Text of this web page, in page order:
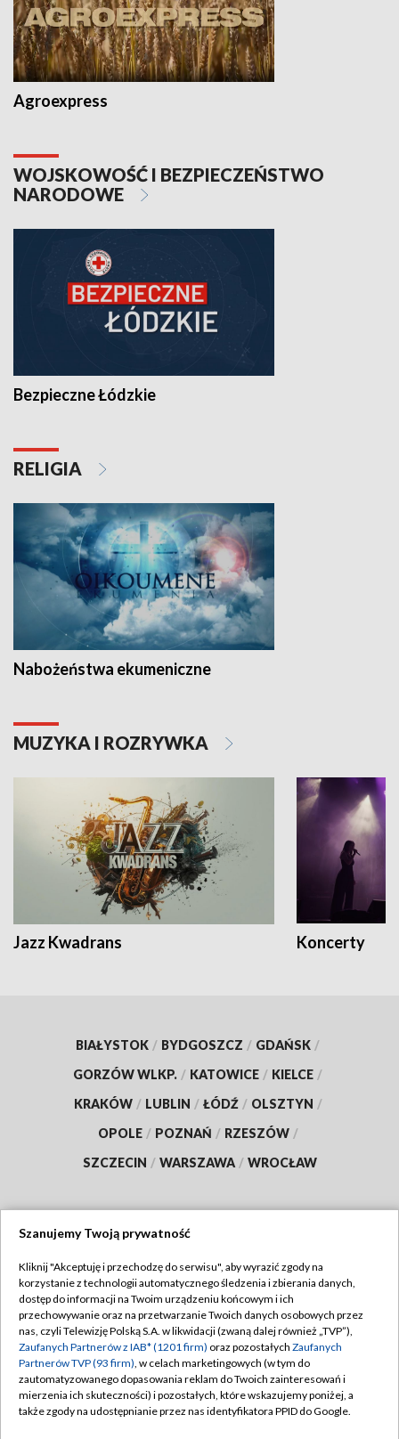
Agroexpress
WOJSKOWOŚĆ I BEZPIECZEŃSTWO
NARODOWE
Bezpieczne Łódzkie
RELIGIA
Nabożeństwa ekumeniczne
MUZYKA I ROZRYWKA
Jazz Kwadrans Koncerty
BIAŁYSTOK / BYDGOSZCZ / GDAŃSK /
GORZÓW WLKP. / KATOWICE / KIELCE /
KRAKÓW / LUBLIN / ŁÓDŹ / OLSZTYN /
OPOLE / POZNAŃ / RZESZÓW /
SZCZECIN / WARSZAWA / WROCŁAW
TVP
Abonament TVP
Emisja w TVP
Centrum informacji TVP
Naziemna Telewizja Cyfrowa
Regulamin TVP
Polityka prywatności
Moje zgody
Pomoc
Szanujemy Twoją prywatność
Kliknij "Akceptuję i przechodzę do serwisu", aby wyrazić zgody na
korzystanie z technologii automatycznego śledzenia i zbierania danych,
dostęp do informacji na Twoim urządzeniu końcowym i ich
przechowywanie oraz na przetwarzanie Twoich danych osobowych przez
nas, czyli Telewizję Polską S.A. w likwidacji (zwaną dalej również „TVP”),
Zaufanych Partnerów z IAB* (1201 firm) oraz pozostałych Zaufanych
Partnerów TVP (93 firm), w celach marketingowych (w tym do
zautomatyzowanego dopasowania reklam do Twoich zainteresowań i
mierzenia ich skuteczności) i pozostałych, które wskazujemy poniżej, a
także zgody na udostępnianie przez nas identyfikatora PPID do Google.